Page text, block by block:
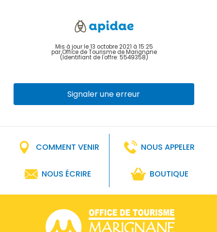
Mis à jour le 13 octobre 2021 à 15:25
par Office de Tourisme de Marignane
(Identifiant de l'offre: 5549358)
Signaler une erreur
COMMENT VENIR NOUS APPELER
NOUS ÉCRIRE BOUTIQUE